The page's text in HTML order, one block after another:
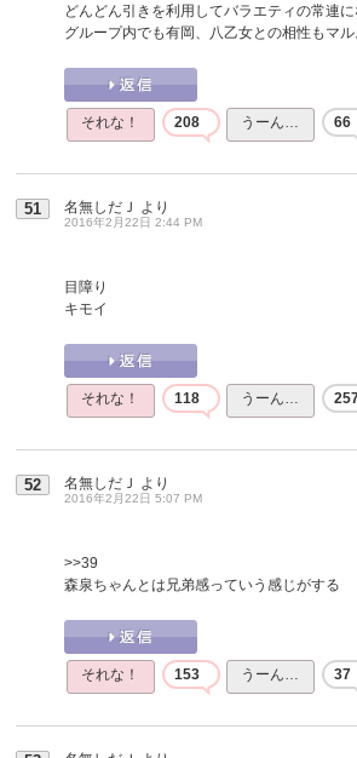
どんどん引きを利用してバラエティの常連に
グループ内でも有岡、八乙女との相性もマル
それな！ 208 うーん… 66
51 名無しだＪ より
2016年2月22日 2:44 PM
目障り
キモイ
それな！ 118 うーん…
52 名無しだＪ より
2016年2月22日 5:07 PM
>>39
森泉ちゃんとは兄弟感っていう感じがする
それな！ 153 うーん… 37